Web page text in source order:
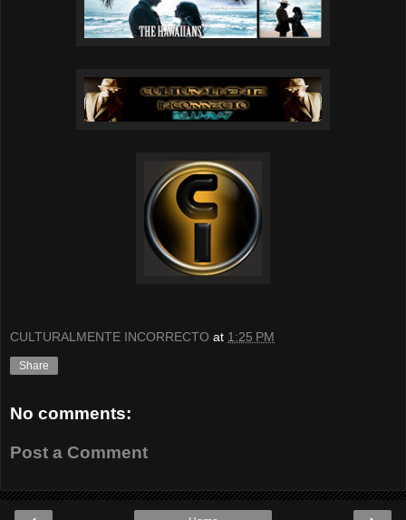
CULTURALMENTE INCORRECTO at 1:25 PM
Share
No comments:
Post a Comment